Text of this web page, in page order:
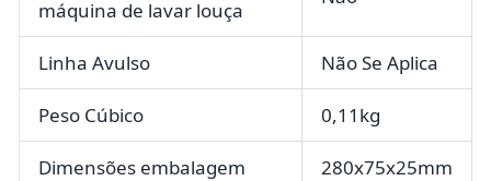
máquina de lavar louça
Linha Avulso Não Se Aplica
Peso Cúbico 0,11kg
Dimensões embalagem 280x75x25mm